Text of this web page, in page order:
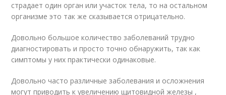
страдает один орган или участок тела, то на остальном
организме это так же сказывается отрицательно.
Довольно большое количество заболеваний трудно
диагностировать и просто точно обнаружить, так как
симптомы у них практически одинаковые.
Довольно часто различные заболевания и осложнения
могут приводить к увеличению щитовидной железы ,